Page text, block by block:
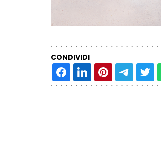
CONDIVIDI